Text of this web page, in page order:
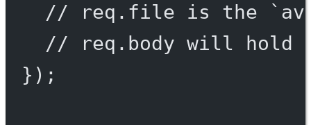
// req.file is the
// req.body will hold
});